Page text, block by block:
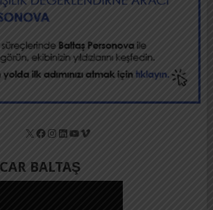
X Facebook
Instagram
LinkedIn
YouTube
Vimeo
BALTAŞ